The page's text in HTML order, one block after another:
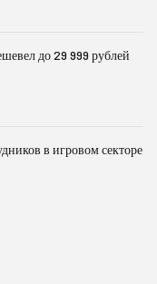
до 29 999 рублей
в игровом секторе